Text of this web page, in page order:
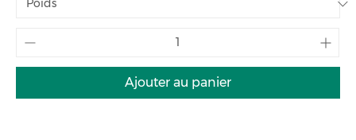
Ajouter au panier